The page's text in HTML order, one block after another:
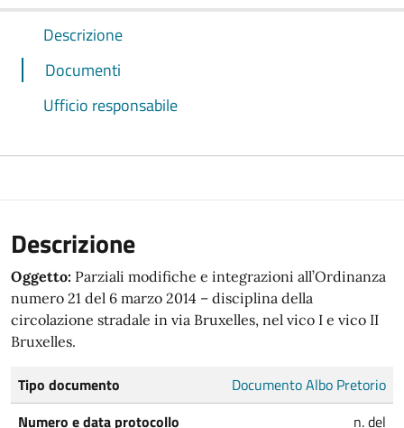
Descrizione
Documenti
Ufficio responsabile
Descrizione
Oggetto: Parziali modifiche e integrazioni all’Ordinanza
numero 21 del 6 marzo 2014 – disciplina della
circolazione stradale in via Bruxelles, nel vico I e vico II
Bruxelles.
Tipo documento
Documento Albo Pretorio
Numero e data protocollo
n. del